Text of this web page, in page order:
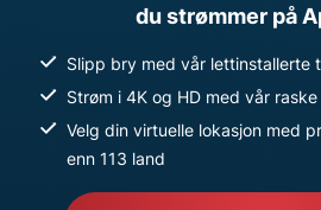
du strømmer på
Slipp bry med vår lettinstallerte
Strøm i 4K og HD med vår
Velg din virtuelle lokasjon med
enn 113 land